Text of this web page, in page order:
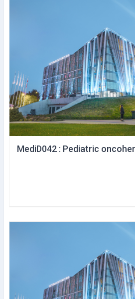
MediD042 : Pediatric